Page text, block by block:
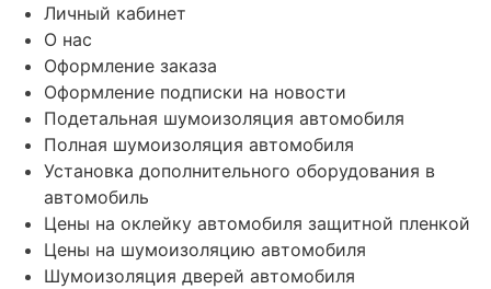
Личный кабинет
О нас
Оформление заказа
Оформление подписки на новости
Подетальная шумоизоляция автомобиля
Полная шумоизоляция автомобиля
Установка дополнительного оборудования в
автомобиль
Цены на оклейку автомобиля защитной пленкой
Цены на шумоизоляцию автомобиля
Шумоизоляция дверей автомобиля